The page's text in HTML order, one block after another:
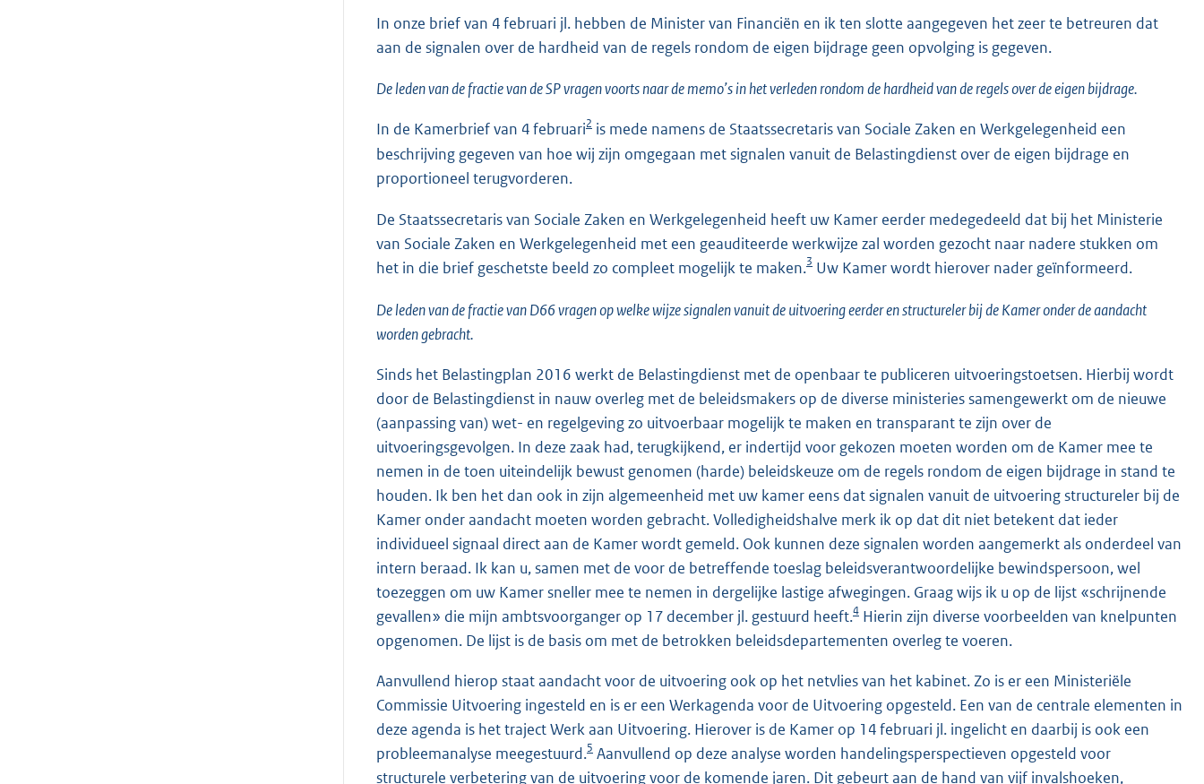
In onze brief van 4 februari jl. hebben de Minister van Financiën en ik ten slotte aangegeven het zeer te betreuren dat
aan de signalen over de hardheid van de regels rondom de eigen bijdrage geen opvolging is gegeven.
De leden van de fractie van de SP vragen voorts naar de memo’s in het verleden rondom de hardheid van de regels over de eigen bijdrage.
In de Kamerbrief van 4 februari2 is mede namens de Staatssecretaris van Sociale Zaken en Werkgelegenheid een
beschrijving gegeven van hoe wij zijn omgegaan met signalen vanuit de Belastingdienst over de eigen bijdrage en
proportioneel terugvorderen.
De Staatssecretaris van Sociale Zaken en Werkgelegenheid heeft uw Kamer eerder medegedeeld dat bij het Ministerie
van Sociale Zaken en Werkgelegenheid met een geauditeerde werkwijze zal worden gezocht naar nadere stukken om
het in die brief geschetste beeld zo compleet mogelijk te maken.3 Uw Kamer wordt hierover nader geïnformeerd.
De leden van de fractie van D66 vragen op welke wijze signalen vanuit de uitvoering eerder en structureler bij de Kamer onder de aandacht
worden gebracht.
Sinds het Belastingplan 2016 werkt de Belastingdienst met de openbaar te publiceren uitvoeringstoetsen. Hierbij wordt
door de Belastingdienst in nauw overleg met de beleidsmakers op de diverse ministeries samengewerkt om de nieuwe
(aanpassing van) wet- en regelgeving zo uitvoerbaar mogelijk te maken en transparant te zijn over de
uitvoeringsgevolgen. In deze zaak had, terugkijkend, er indertijd voor gekozen moeten worden om de Kamer mee te
nemen in de toen uiteindelijk bewust genomen (harde) beleidskeuze om de regels rondom de eigen bijdrage in stand te
houden. Ik ben het dan ook in zijn algemeenheid met uw kamer eens dat signalen vanuit de uitvoering structureler bij de
Kamer onder aandacht moeten worden gebracht. Volledigheidshalve merk ik op dat dit niet betekent dat ieder
individueel signaal direct aan de Kamer wordt gemeld. Ook kunnen deze signalen worden aangemerkt als onderdeel van
intern beraad. Ik kan u, samen met de voor de betreffende toeslag beleidsverantwoordelijke bewindspersoon, wel
toezeggen om uw Kamer sneller mee te nemen in dergelijke lastige afwegingen. Graag wijs ik u op de lijst «schrijnende
gevallen» die mijn ambtsvoorganger op 17 december jl. gestuurd heeft.4 Hierin zijn diverse voorbeelden van knelpunten
opgenomen. De lijst is de basis om met de betrokken beleidsdepartementen overleg te voeren.
Aanvullend hierop staat aandacht voor de uitvoering ook op het netvlies van het kabinet. Zo is er een Ministeriële
Commissie Uitvoering ingesteld en is er een Werkagenda voor de Uitvoering opgesteld. Een van de centrale elementen in
deze agenda is het traject Werk aan Uitvoering. Hierover is de Kamer op 14 februari jl. ingelicht en daarbij is ook een
probleemanalyse meegestuurd.5 Aanvullend op deze analyse worden handelingsperspectieven opgesteld voor
structurele verbetering van de uitvoering voor de komende jaren. Dit gebeurt aan de hand van vijf invalshoeken,